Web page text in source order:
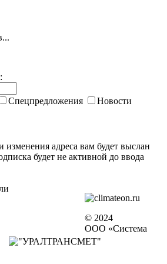
Спецпредложения
Новости
адреса вам будет выслан
будет не активной до ввода
© 2024
ООО «Система